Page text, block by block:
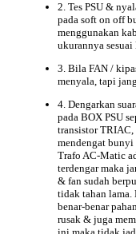
2. Tes PSU &
pada soft on off
menggunakan
ukurannya sesuai
3. Bila FAN /
menyala, tapi
4. Dengarkan
pada BOX PSU
transistor
mendengat bunyi
Trafo AC-Matic
terdengar maka
& fan sudah
tidak tahan lama.
benar-benar
rusak & juga